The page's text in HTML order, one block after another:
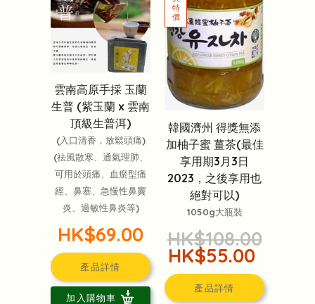
雲南高原手採 玉蘭
生普 (紫玉蘭 x 雲南
頂級生普洱)
(入口清香，放鬆頭痛)
(祛風散寒、通氣理肺、
可用於頭痛、血瘀型痛
經、鼻塞、急慢性鼻竇
炎、過敏性鼻炎等)
HK$69.00
產品詳情
加入購物車
韓國濟州 得獎無添
加柚子蜜 薑茶(最佳
享用期3月3日
2023，之後享用也
絕對可以)
1050g大瓶裝
HK$108.00
HK$55.00
產品詳情